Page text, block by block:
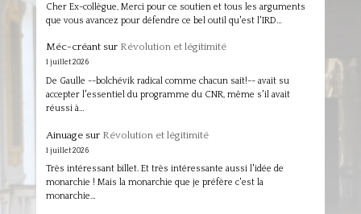
Cher Ex-collègue, Merci pour ce soutien et tous les arguments
que vous avancez pour défendre ce bel outil qu'est l'IRD…
Méc-créantsur Révolution et légitimité
1 juillet 2026
De Gaulle --bolchévik radical comme chacun sait!-- avait su
accepter l'essentiel du programme du CNR, même s'il avait
réussi à…
Ainuagesur Révolution et légitimité
1 juillet 2026
Très intéressant billet. Et très intéressante aussi l'idée de
monarchie ! Mais la monarchie que je préfère c'est la
monarchie…